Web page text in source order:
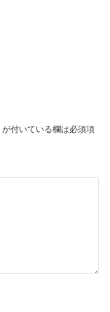
が付いている欄は必須項